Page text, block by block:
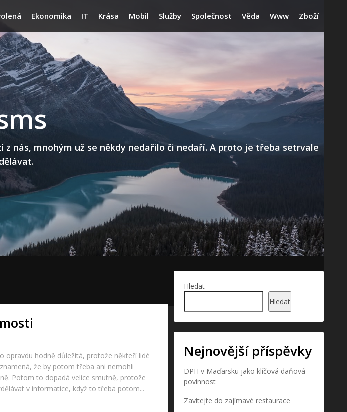
Ekonomika IT Krása Mobil Služby Společnost Věda Www Zboží
nás, mnohým už se někdy nedařilo či nedaří. A proto je třeba setrvale
opravdu hodně důležitá, protože někteří lidé
že by potom třeba ani nemohli
Potom to dopadá velice smutně, protože
v informatice, když to třeba potom...
Hledat
Hledat
Nejnovější příspěvky
DPH v Maďarsku jako klíčová daňová
povinnost
Zavítejte do zajímavé restaurace